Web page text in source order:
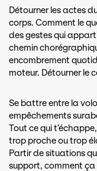
Détourner les actes
corps. Comment le
des gestes qui
chemin
encombrement
moteur. Détourner le
Se battre entre la
empêchements
Tout ce qui
trop proche ou trop
Partir de situations
support, comment ça